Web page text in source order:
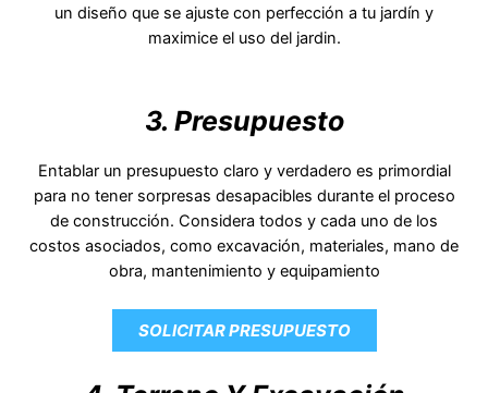
un diseño que se ajuste con perfección a tu jardín y
maximice el uso del jardin.
3. Presupuesto
Entablar un presupuesto claro y verdadero es primordial
para no tener sorpresas desapacibles durante el proceso
de construcción. Considera todos y cada uno de los
costos asociados, como excavación, materiales, mano de
obra, mantenimiento y equipamiento
SOLICITAR PRESUPUESTO